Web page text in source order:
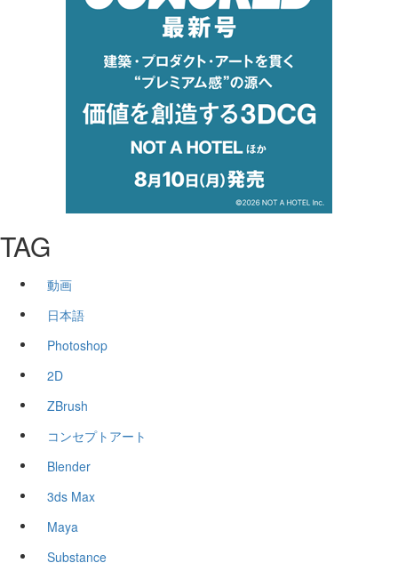
TAG
動画
日本語
Photoshop
2D
ZBrush
コンセプトアート
Blender
3ds Max
Maya
Substance